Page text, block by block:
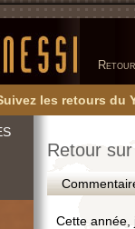
les retours du
Retour
Cette année,